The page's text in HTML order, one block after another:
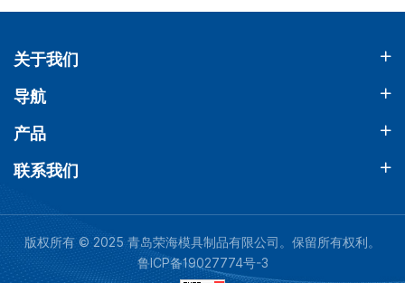
关于我们
导航
产品
联系我们
版权所有 © 2025 青岛荣海模具制品有限公司。保留所有权利。
鲁ICP备19027774号-3